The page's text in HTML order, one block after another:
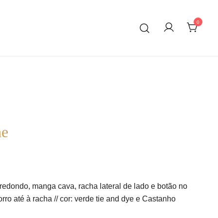
0
manga cava, racha lateral de lado e botão no
até à racha // cor: verde tie and dye e Castanho